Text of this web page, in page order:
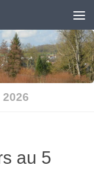
2026
au 5